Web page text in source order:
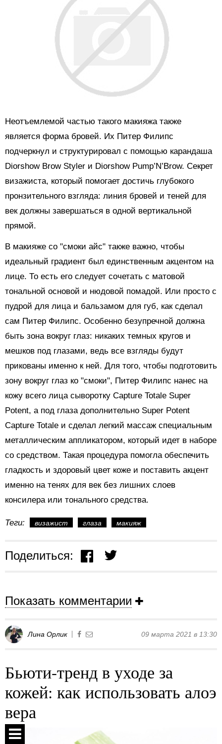
Неотъемлемой частью такого макияжа также
является форма бровей. Их Питер Филипс
подчеркнул и структурировал с помощью карандаша
Diorshow Brow Styler и Diorshow Pump’N’Brow. Секрет
визажиста, который помогает достичь глубокого
пронзительного взгляда: линия бровей и теней для
век должны завершаться в одной вертикальной
прямой.
В макияже со "смоки айс" также важно, чтобы
идеальный градиент был единственным акцентом на
лице. То есть его следует сочетать с матовой
тональной основой и нюдовой помадой. Или просто с
пудрой для лица и бальзамом для губ, как сделал
сам Питер Филипс. Особенно безупречной должна
быть зона вокруг глаз: никаких темных кругов и
мешков под глазами, ведь все взгляды будут
прикованы именно к ней. Для того, чтобы подготовить
зону вокруг глаз ко "смоки", Питер Филипс нанес на
кожу всего лица сыворотку Capture Totale Super
Potent, а под глаза дополнительно Super Potent
Capture Totale и сделал легкий массаж специальным
металлическим аппликатором, который идет в наборе
со средством. Такая процедура помогла обеспечить
гладкость и здоровый цвет коже и поставить акцент
именно на тенях для век без лишних слоев
консилера или тонального средства.
Теги: визажист глаза макияж
Поделиться:
Показать комментарии
Лина Орлик 09 марта 2021 в 13:30
Бьюти-тренд в уходе за
кожей: как использовать алоэ
вера